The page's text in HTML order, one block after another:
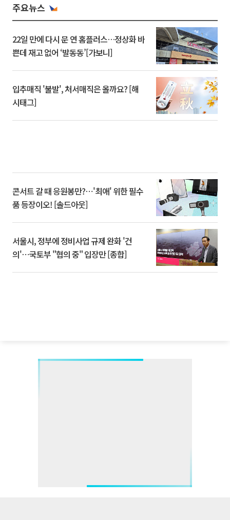
주요뉴스
22일 만에 다시 문 연 홈플러스…정상화 바
쁜데 재고 없어 ‘발동동’[가보니]
입추매직 '불발', 처서매직은 올까요? [해
시태그]
콘서트 갈 때 응원봉만?⋯'최애' 위한 필수
품 등장이오! [솔드아웃]
서울시, 정부에 정비사업 규제 완화 '건
의'⋯국토부 "협의 중" 입장만 [종합]